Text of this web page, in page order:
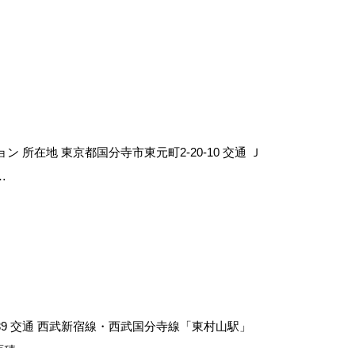
所在地 東京都国分寺市東元町2-20-10 交通 Ｊ
通 西武新宿線・西武国分寺線「東村山駅」